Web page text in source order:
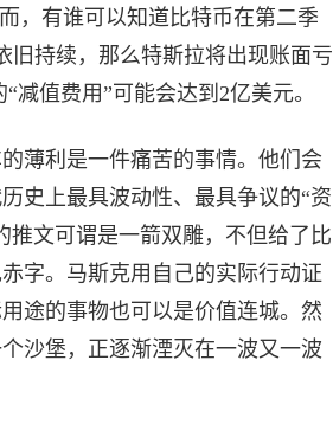
，有谁可以知道比特币在第二季
旧持续，那么特斯拉将出现账面亏
值费用”可能会达到2亿美元。
薄利是一件痛苦的事情。他们会
史上最具波动性、最具争议的“资
推文可谓是一箭双雕，不但给了比
字。马斯克用自己的实际行动证
途的事物也可以是价值连城。然
沙堡，正逐渐湮灭在一波又一波